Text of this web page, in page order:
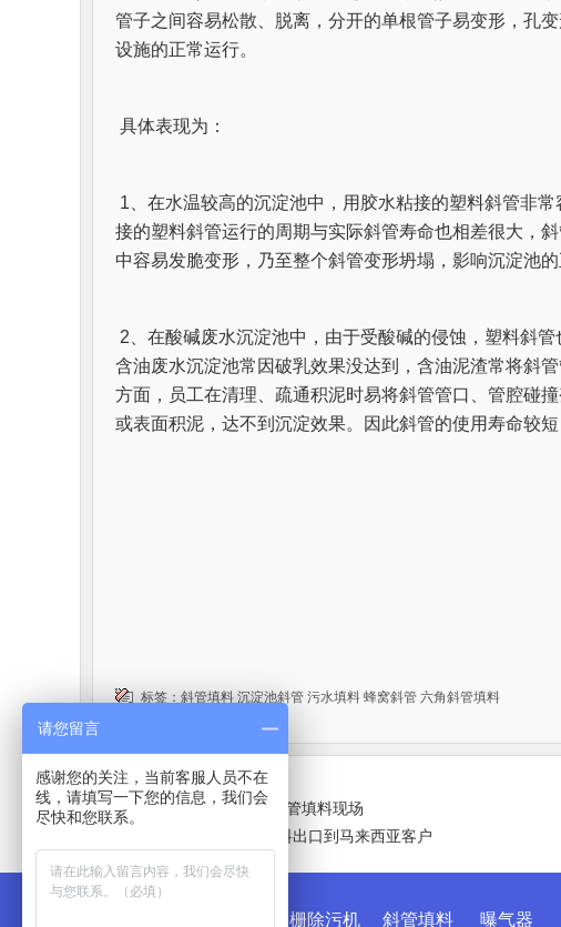
上一篇：惠东自来水厂安装斜管填料现场
流化床填料 mbbr填料出口到马来西亚客户
管子之间容易松散、脱离，分开的单根管子易变形，孔
设施的正常运行。
具体表现为：
1、在水温较高的沉淀池中，用胶水粘接的塑料斜管非
接的塑料斜管运行的周期与实际斜管寿命也相差很大，
中容易发脆变形，乃至整个斜管变形坍塌，影响沉淀池
2、在酸碱废水沉淀池中，由于受酸碱的侵蚀，塑料斜
含油废水沉淀池常因破乳效果没达到，含油泥渣常将斜
方面，员工在清理、疏通积泥时易将斜管管口、管腔碰
或表面积泥，达不到沉淀效果。因此斜管的使用寿命较
标签： 斜管填料 沉淀池斜管 污水填料 蜂窝斜管 六角斜管填料
格栅除污机 斜管填料 曝气器
请您留言
感谢您的关注，当前客服人员不在
线，请填写一下您的信息，我们会
尽快和您联系。